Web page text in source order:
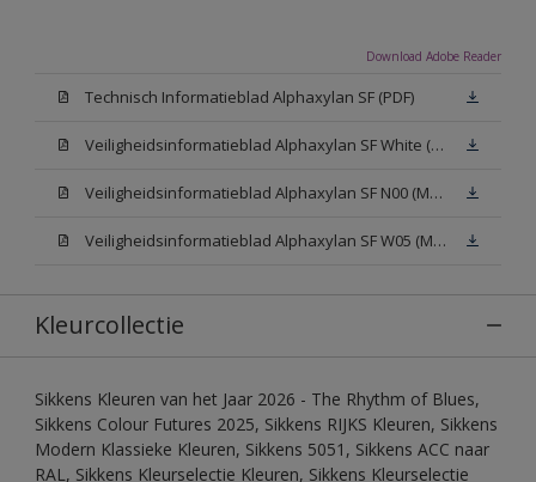
Download Adobe Reader
Technisch Informatieblad Alphaxylan SF (PDF)
Veiligheidsinformatieblad Alphaxylan SF White (MSDS)
Veiligheidsinformatieblad Alphaxylan SF N00 (MSDS)
Veiligheidsinformatieblad Alphaxylan SF W05 (MSDS)
Kleurcollectie
Sikkens Kleuren van het Jaar 2026 - The Rhythm of Blues,
Sikkens Colour Futures 2025, Sikkens RIJKS Kleuren, Sikkens
Modern Klassieke Kleuren, Sikkens 5051, Sikkens ACC naar
RAL, Sikkens Kleurselectie Kleuren, Sikkens Kleurselectie